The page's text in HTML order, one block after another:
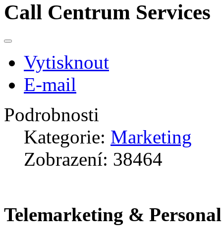
Call Centrum Services
Vytisknout
E-mail
Podrobnosti
Kategorie: Marketing
Zobrazení: 38464
Telemarketing &